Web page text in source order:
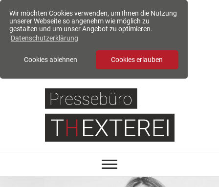
Wir möchten Cookies verwenden, um Ihnen die Nutzung
unserer Webseite so angenehm wie möglich zu
gestalten und um unser Angebot zu optimieren.
Datenschutzerklärung
Cookies ablehnen Cookies erlauben
o